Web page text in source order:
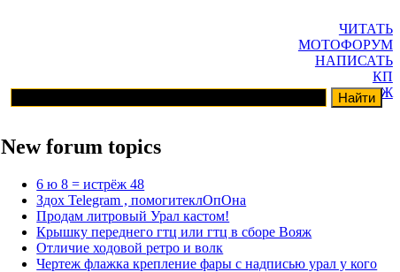
ЧИТАТЬ
МОТОФОРУМ
НАПИСАТЬ
КП
ГАРАЖ
New forum topics
6 ю 8 = истрёж 48
Здох Telegram , помогитеклОпОна
Продам литровый Урал кастом!
Крышку переднего гтц или гтц в сборе Вояж
Отличие ходовой ретро и волк
Чертеж флажка крепление фары с надписью урал у кого